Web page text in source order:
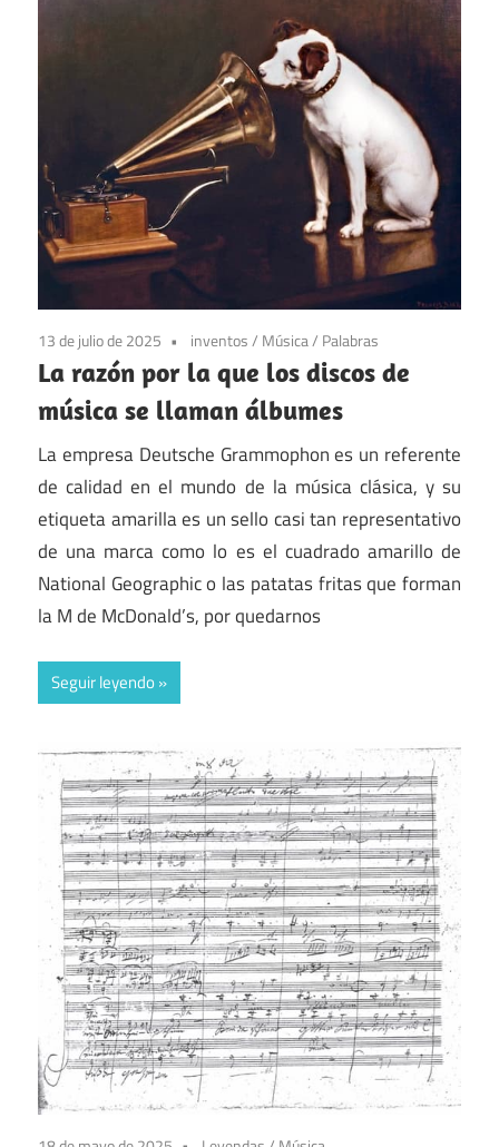
13 de julio de 2025 inventos/ Música/ Palabras
La razón por la que los discos de
música se llaman álbumes
La empresa Deutsche Grammophon es un referente
de calidad en el mundo de la música clásica, y su
etiqueta amarilla es un sello casi tan representativo
de una marca como lo es el cuadrado amarillo de
National Geographic o las patatas fritas que forman
la M de McDonald’s, por quedarnos
Seguir leyendo